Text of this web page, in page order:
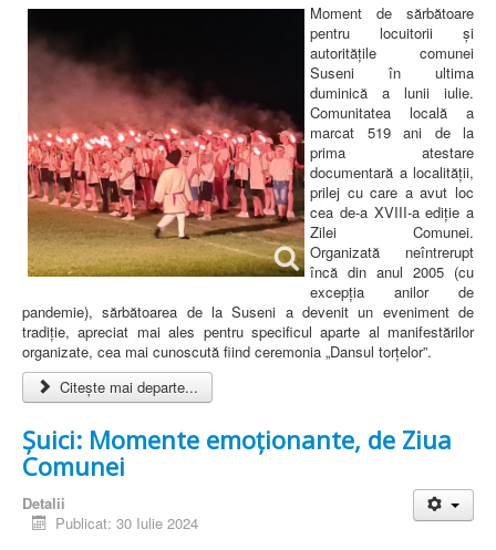
Moment de sărbătoare
pentru locuitorii și
autoritățile comunei
Suseni în ultima
duminică a lunii iulie.
Comunitatea locală a
marcat 519 ani de la
prima atestare
documentară a localității,
prilej cu care a avut loc
cea de-a XVIII-a ediție a
Zilei Comunei.
Organizată neîntrerupt
încă din anul 2005 (cu
excepția anilor de
pandemie), sărbătoarea de la Suseni a devenit un eveniment de
tradiție, apreciat mai ales pentru specificul aparte al manifestărilor
organizate, cea mai cunoscută fiind ceremonia „Dansul torțelor”.
Citește mai departe...
Șuici: Momente emoționante, de Ziua
Comunei
Detalii
Publicat: 30 Iulie 2024